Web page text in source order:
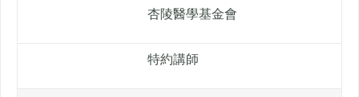
杏陵醫學基金會
特約講師